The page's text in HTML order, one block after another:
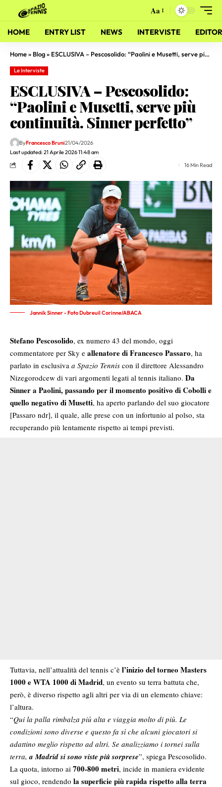
Aa
HOME ENTRY LIST NEWS INTERVISTE
Home» Blog» ESCLUSIVA – Pescosolido: “Paolini e Musetti, serve più continuità. Sinner perfetto”
Le Interviste
ESCLUSIVA – Pescosolido:
“Paolini e Musetti, serve più
continuità. Sinner perfetto”
Last updated: 21 Aprile 2026 11:48 am
ByFrancesco Bruni21/04/2026
16 Min Read
Jannik Sinner - Foto Dubreuil Corinne/ABACA
Stefano Pescosolido, ex numero 43 del mondo, oggi
commentatore per Sky e allenatore di Francesco Passaro, ha
parlato in esclusiva a Spazio Tennis con il direttore Alessandro
Nizegorodcew di vari argomenti legati al tennis italiano. Da
Sinner a Paolini, passando per il momento positivo di Cobolli e
quello negativo di Musetti, ha aperto parlando del suo giocatore
[Passaro ndr], il quale, alle prese con un infortunio al polso, sta
recuperando più lentamente rispetto ai tempi previsti.
Tuttavia, nell’attualità del tennis c’è l’inizio del torneo Masters
1000 e WTA 1000 di Madrid, un evento su terra battuta che,
però, è diverso rispetto agli altri per via di un elemento chiave:
l’altura.
“Qui la palla rimbalza più alta e viaggia molto di più. Le
condizioni sono diverse e questo fa sì che alcuni giocatori si
adattino meglio rispetto ad altri. Se analizziamo i tornei sulla
terra,a Madrid si sono viste più sorprese”, spiega Pescosolido.
La quota, intorno ai 700-800 metri, incide in maniera evidente
sul gioco, rendendo la superficie più rapida rispetto alla terra